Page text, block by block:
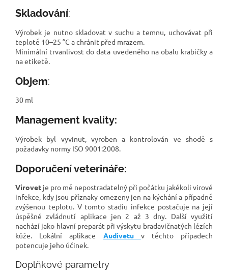
Skladování:
Výrobek je nutno skladovat v suchu a temnu, uchovávat při
teplotě 10–25 °C a chránit před mrazem.
Minimální trvanlivost do data uvedeného na obalu krabičky a
na etiketě.
Objem:
30 ml
Management kvality:
Výrobek byl vyvinut, vyroben a kontrolován ve shodě s
požadavky normy ISO 9001:2008.
Doporučení veterináře:
Virovet je pro mě nepostradatelný při počátku jakékoli virové
infekce, kdy jsou příznaky omezeny jen na kýchání a případně
zvýšenou teplotu. V tomto stadiu infekce postačuje na její
úspěšné zvládnutí aplikace jen 2 až 3 dny. Další využití
nachází jako hlavní preparát při výskytu bradavičnatých lézích
kůže. Lokální aplikace Audivetu v těchto případech
potencuje jeho účinek.
Doplňkové parametry